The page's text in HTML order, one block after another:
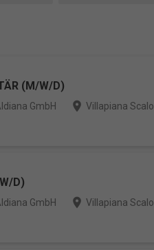
(M/W/D)
GmbH place Villapiana Scalo
D)
GmbH place Villapiana Scalo